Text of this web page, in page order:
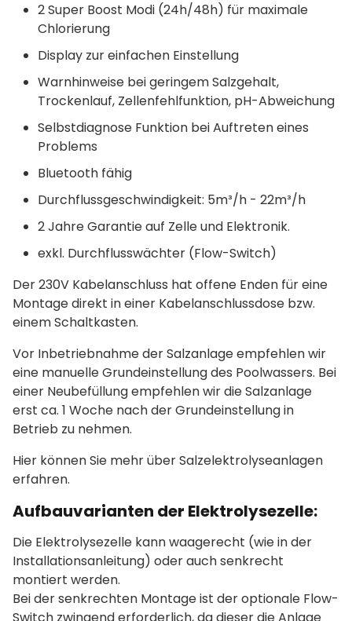
2 Super Boost Modi (24h/48h) für maximale
Chlorierung
Display zur einfachen Einstellung
Warnhinweise bei geringem Salzgehalt,
Trockenlauf, Zellenfehlfunktion, pH-Abweichung
Selbstdiagnose Funktion bei Auftreten eines
Problems
Bluetooth fähig
Durchflussgeschwindigkeit: 5m³/h - 22m³/h
2 Jahre Garantie auf Zelle und Elektronik.
exkl. Durchflusswächter (Flow-Switch)
Der 230V Kabelanschluss hat offene Enden für eine
Montage direkt in einer Kabelanschlussdose bzw.
einem Schaltkasten.
Vor Inbetriebnahme der Salzanlage empfehlen wir
eine manuelle Grundeinstellung des Poolwassers. Bei
einer Neubefüllung empfehlen wir die Salzanlage
erst ca. 1 Woche nach der Grundeinstellung in
Betrieb zu nehmen.
Hier können Sie mehr über Salzelektrolyseanlagen
erfahren.
Aufbauvarianten der Elektrolysezelle:
Die Elektrolysezelle kann waagerecht (wie in der
Installationsanleitung) oder auch senkrecht
montiert werden.
Bei der senkrechten Montage ist der optionale Flow-